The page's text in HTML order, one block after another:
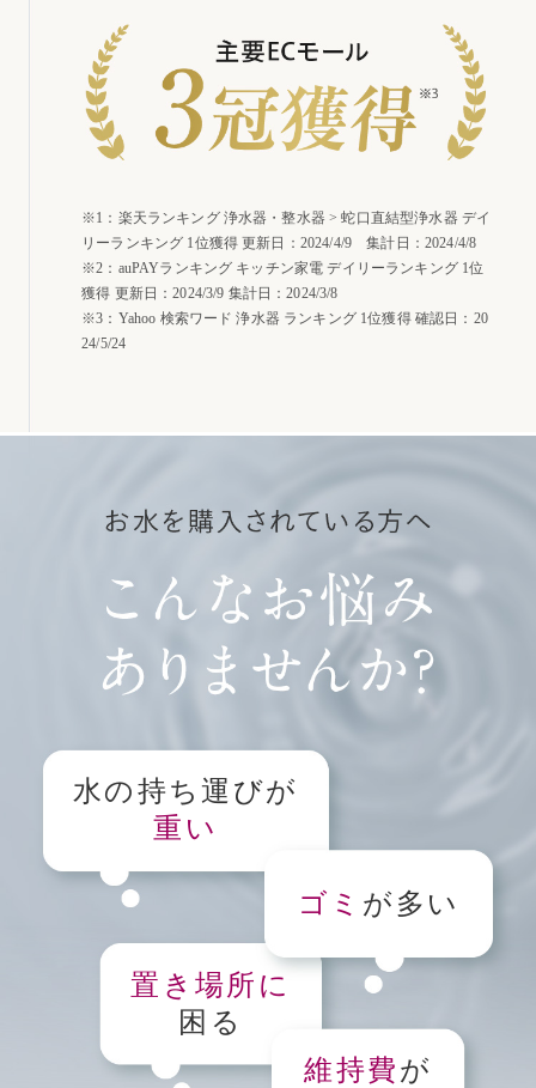
※1：楽天ランキング 浄水器・整水器 > 蛇口直結型浄水器 デイ
リーランキング 1位獲得 更新日：2024/4/9 集計日：2024/4/8
※2：auPAYランキング キッチン家電 デイリーランキング 1位
獲得 更新日：2024/3/9 集計日：2024/3/8
※3：Yahoo 検索ワード 浄水器 ランキング 1位獲得 確認日：20
24/5/24
水の持ち運びが
重い
ゴミ が多い
置き場所に
困る
維持費が